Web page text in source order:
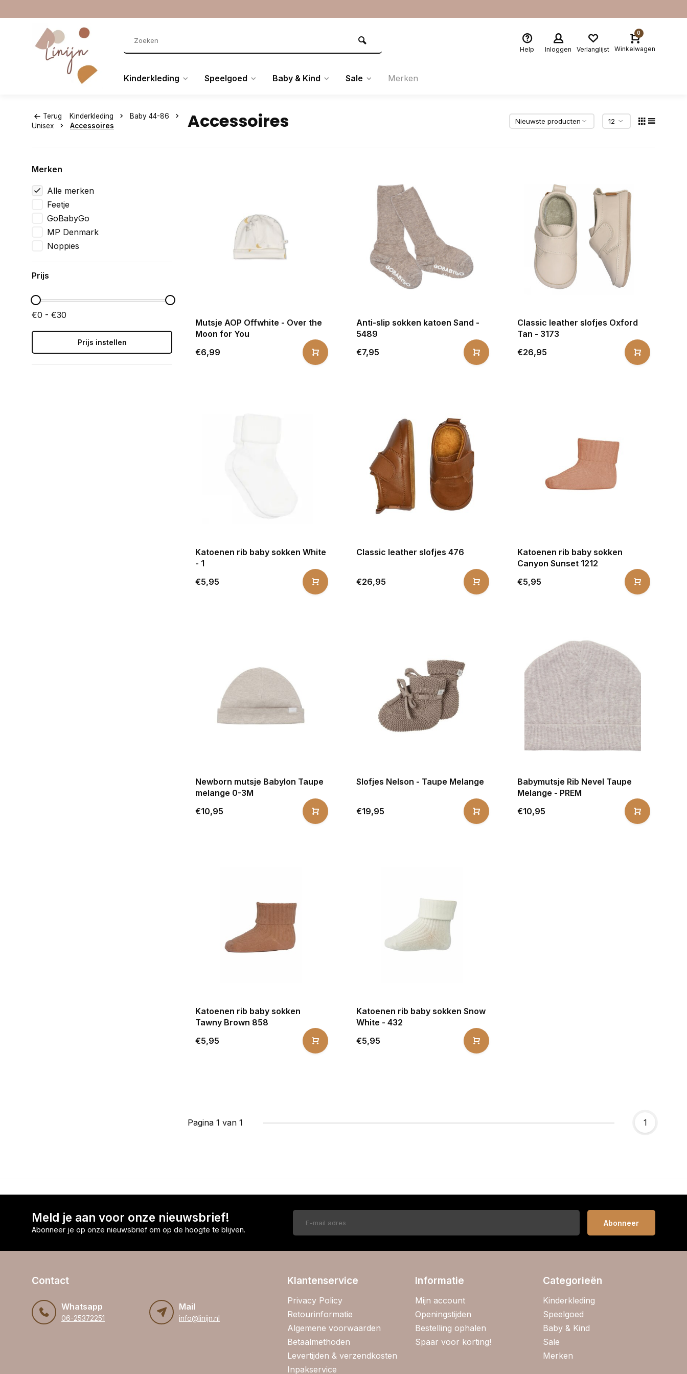
Help Inloggen Verlanglijst
0
Winkelwagen
Kinderkleding Speelgoed Baby & Kind Sale Merken
Terug Kinderkleding
Baby 44-86
Unisex
Accessoires Accessoires
Merken
Alle merken
Feetje
GoBabyGo
MP Denmark
Noppies
Prijs
€0 - €30
Prijs instellen
Mutsje AOP Offwhite - Over the
Moon for You
€6,99
Anti-slip sokken katoen Sand -
5489
€7,95
Classic leather slofjes Oxford
Tan - 3173
€26,95
Katoenen rib baby sokken White
- 1
€5,95
Classic leather slofjes 476
€26,95
Katoenen rib baby sokken
Canyon Sunset 1212
€5,95
Newborn mutsje Babylon Taupe
melange 0-3M
€10,95
Slofjes Nelson - Taupe Melange
€19,95
Babymutsje Rib Nevel Taupe
Melange - PREM
€10,95
Katoenen rib baby sokken
Tawny Brown 858
€5,95
Katoenen rib baby sokken Snow
White - 432
€5,95
Pagina 1 van 1 1
Meld je aan voor onze nieuwsbrief!
Abonneer je op onze nieuwsbrief om op de hoogte te blijven.
Abonneer
Contact
Whatsapp
06-25372251
Mail
info@linijn.nl
Klantenservice
Privacy Policy
Retourinformatie
Algemene voorwaarden
Betaalmethoden
Levertijden & verzendkosten
Inpakservice
Informatie
Mijn account
Openingstijden
Bestelling ophalen
Spaar voor korting!
Categorieën
Kinderkleding
Speelgoed
Baby & Kind
Sale
Merken